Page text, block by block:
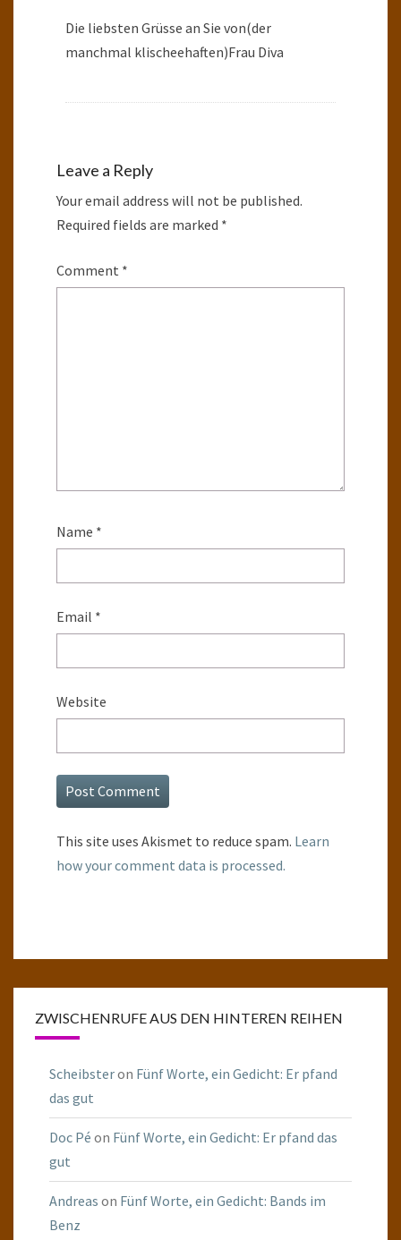
Die liebsten Grüsse an Sie von(der
manchmal klischeehaften)Frau Diva
Leave a Reply
Your email address will not be published.
Required fields are marked *
Comment *
Name *
Email *
Website
This site uses Akismet to reduce spam. Learn
how your comment data is processed.
ZWISCHENRUFE AUS DEN HINTEREN REIHEN
Scheibsteron Fünf Worte, ein Gedicht: Er pfand
das gut
Doc Pé on Fünf Worte, ein Gedicht: Er pfand das
gut
Andreas on Fünf Worte, ein Gedicht: Bands im
Benz